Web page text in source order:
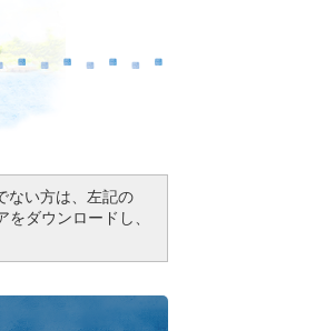
ない方は、左記の
ダウンロードし、